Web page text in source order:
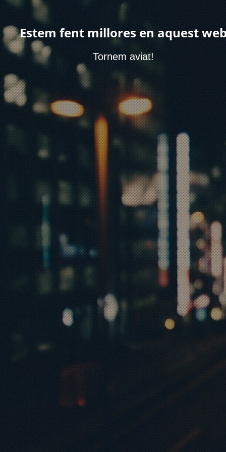
Estem fent millores en aquest
Tornem aviat!